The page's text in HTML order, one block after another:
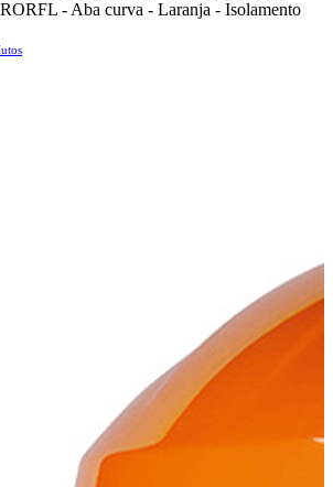
- Aba curva - Laranja - Isolamento